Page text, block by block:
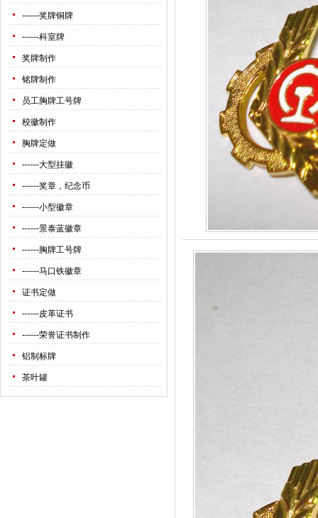
------奖牌铜牌
------科室牌
奖牌制作
铭牌制作
员工胸牌工号牌
校徽制作
胸牌定做
------大型挂徽
------奖章，纪念币
------小型徽章
------景泰蓝徽章
------胸牌工号牌
------马口铁徽章
证书定做
------皮革证书
------荣誉证书制作
铝制标牌
茶叶罐